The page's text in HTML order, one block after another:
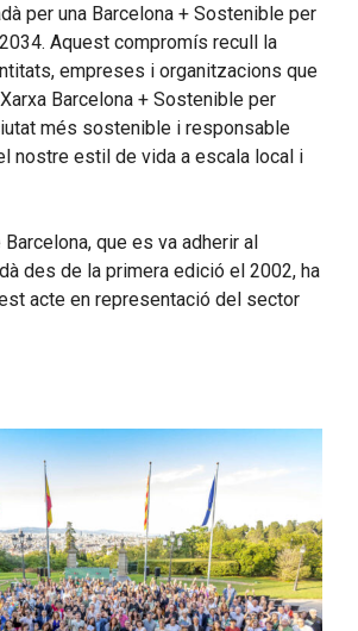
per una Barcelona + Sostenible per
Aquest compromís recull la
empreses i organitzacions que
Barcelona + Sostenible per
més sostenible i responsable
nostre estil de vida a escala local i
que es va adherir al
des de la primera edició el 2002, ha
acte en representació del sector